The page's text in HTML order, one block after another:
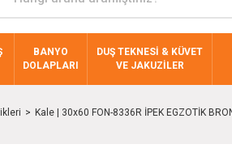
BANYO
DOLAPLARI
DUŞ TEKNESİ & KÜVET
VE JAKUZİLER
Kale | 30x60 FON-8336R İPEK EGZOTİK